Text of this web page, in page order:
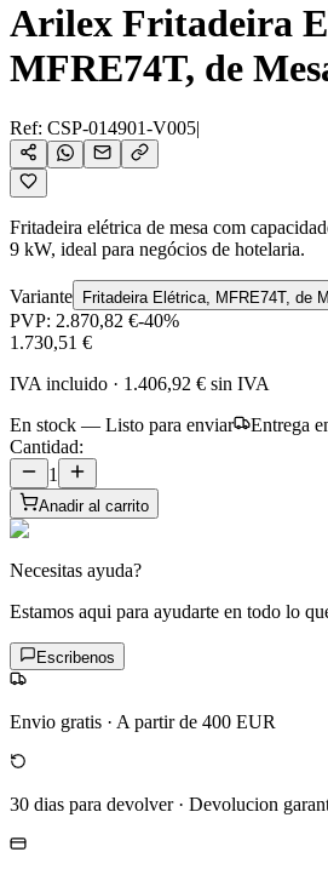
Arilex Fritadeira
MFRE74T, de
Ref: CSP-014901-V005|
Fritadeira elétrica de mesa com
9 kW, ideal para negócios de hotelaria.
Variante Fritadeira Elétrica, MFRE74T, de
PVP: 2.870,82 €-40%
1.730,51 €
IVA incluido · 1.406,92 € sin IVA
En stock — Listo para enviar
Entrega
Cantidad:
1
Anadir al carrito
Necesitas ayuda?
Estamos aqui para ayudarte en todo lo
Escribenos
Envio gratis · A partir de 400 EUR
30 dias para devolver· Devolucion